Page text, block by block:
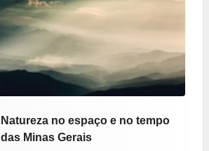
Natureza no espaço e no tempo
das Minas Gerais